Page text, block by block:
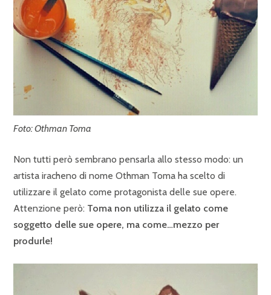
Foto: Othman Toma
Non tutti però sembrano pensarla allo stesso modo: un
artista iracheno di nome Othman Toma ha scelto di
utilizzare il gelato come protagonista delle sue opere.
Attenzione però: Toma non utilizza il gelato come
soggetto delle sue opere, ma come…mezzo per
produrle!